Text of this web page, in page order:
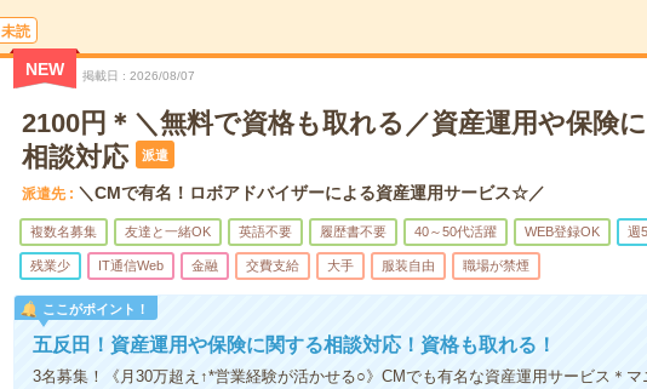
未読
NEW 掲載日 2026/08/07
2100円＊＼無料で資格も取れる／資産運用や保険
相談対応
派遣
派遣先 ＼CMで有名！ロボアドバイザーによる資産運用サービス☆／
複数名募集 友達と一緒OK 英語不要 履歴書不要 40～50代活躍 WEB登録OK 週
残業少 IT通信Web 金融 交費支給 大手 服装自由 職場が禁煙
ここがポイント！
五反田！資産運用や保険に関する相談対応！資格も取れる！
3名募集！《月30万超え↑*営業経験が活かせる○》CMでも有名な資産運用サービス＊マ